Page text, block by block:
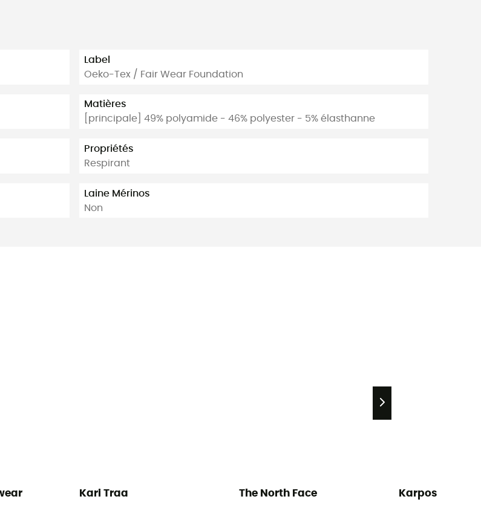
Label
Oeko-Tex / Fair Wear Foundation
Matières
[principale] 49% polyamide - 46% polyester - 5% élasthanne
Propriétés
Respirant
Laine Mérinos
Non
Kari Traa The North Face Karpos